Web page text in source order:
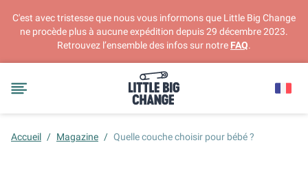
C'est avec tristesse que nous vous informons que Little Big Change
ne procède plus à aucune expédition depuis 29 décembre 2023.
Retrouvez l’ensemble des infos sur notre FAQ.
Accueil / Magazine / Quelle couche choisir pour bébé ?